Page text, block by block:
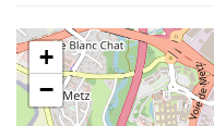
+
−